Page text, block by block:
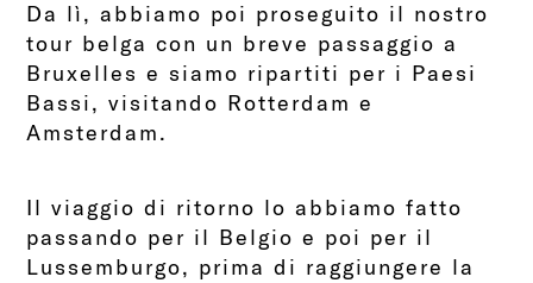
Da lì, abbiamo poi proseguito il nostro
tour belga con un breve passaggio a
Bruxelles e siamo ripartiti per i Paesi
Bassi, visitando Rotterdam e
Amsterdam.
Il viaggio di ritorno lo abbiamo fatto
passando per il Belgio e poi per il
Lussemburgo, prima di raggiungere la